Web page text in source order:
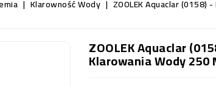
Klarowność Wody ZOOLEK Aquaclar (0158)
ZOOLEK Aquaclar
Klarowania Wody 250